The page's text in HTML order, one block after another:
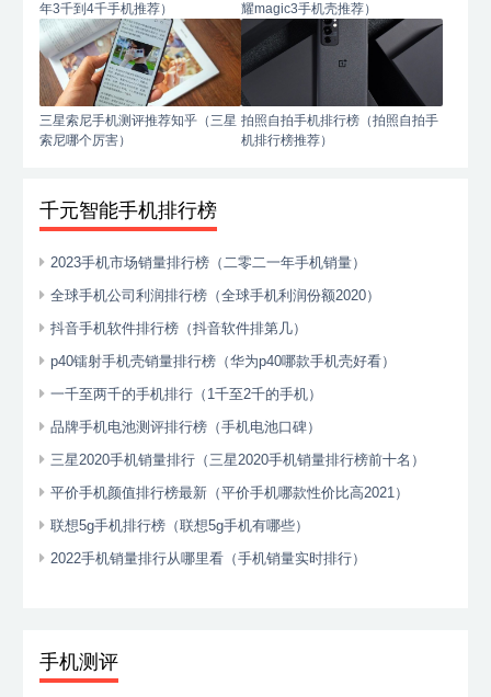
年3千到4千手机推荐）
耀magic3手机壳推荐）
三星索尼手机测评推荐知乎（三星
索尼哪个厉害）
拍照自拍手机排行榜（拍照自拍手
机排行榜推荐）
千元智能手机排行榜
2023手机市场销量排行榜（二零二一年手机销量）
全球手机公司利润排行榜（全球手机利润份额2020）
抖音手机软件排行榜（抖音软件排第几）
p40镭射手机壳销量排行榜（华为p40哪款手机壳好看）
一千至两千的手机排行（1千至2千的手机）
品牌手机电池测评排行榜（手机电池口碑）
三星2020手机销量排行（三星2020手机销量排行榜前十名）
平价手机颜值排行榜最新（平价手机哪款性价比高2021）
联想5g手机排行榜（联想5g手机有哪些）
2022手机销量排行从哪里看（手机销量实时排行）
手机测评